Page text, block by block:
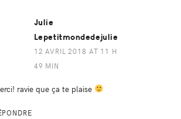
Julie
Lepetitmondedejulie
12 AVRIL 2018 AT 11 H
49 MIN
ravie que ça te plaise